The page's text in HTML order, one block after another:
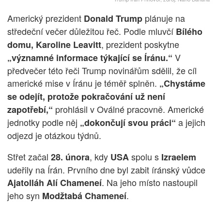
Americký prezident Donald Trump plánuje na
středeční večer důležitou řeč. Podle mluvčíBílého
domu, Karoline Leavitt, prezident poskytne
„významné informace týkající se Íránu.“ V
předvečer této řeči Trump novinářům sdělil, že cíl
americké mise v Íránu je téměř splněn. „Chystáme
se odejít, protože pokračování už není
zapotřebí,“ prohlásil v Oválné pracovně. Americké
jednotky podle něj „dokončují svou práci“ a jejich
odjezd je otázkou týdnů.
Střet začal 28. února, kdy USAspolu s Izraelem
udeřily na Írán. Prvního dne byl zabit íránský vůdce
Ajatolláh Alí Chameneí. Na jeho místo nastoupil
jeho syn Modžtabá Chameneí.